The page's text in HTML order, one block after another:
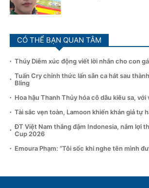
CÓ THỂ BẠN QUAN TÂM
Thúy Diễm xúc động viết lời nhắn cho con
Tuấn Cry chính thức lấn sân ca hát sau
Bling
Hoa hậu Thanh Thủy hóa cô dâu kiêu sa,
Tài sắc vẹn toàn, Lamoon khiến khán giả tự
ĐT Việt Nam thắng đậm Indonesia, nắm lợi
Cup 2026
Emoura Phạm: “Tôi sốc khi nghe tên mình